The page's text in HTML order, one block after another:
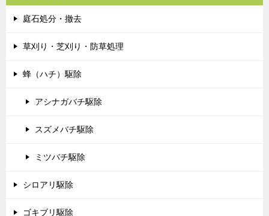
庭石処分・撤去
草刈り・芝刈り・防草処理
蜂（ハチ）駆除
アシナガバチ駆除
スズメバチ駆除
ミツバチ駆除
シロアリ駆除
ゴキブリ駆除